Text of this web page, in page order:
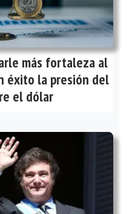
más fortaleza al
éxito la presión del
el dólar